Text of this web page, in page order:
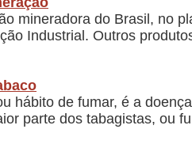
mineradora do Brasil, no
Industrial. Outros
hábito de fumar, é a
parte dos tabagistas, ou